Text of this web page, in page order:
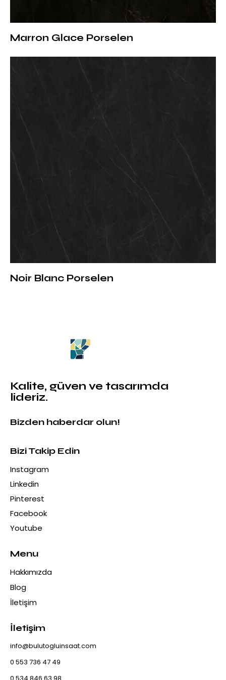
ödün vermeden, porselenin sunduğu dayanıklılığı ve
kullanım kolaylığını arayanlar için ideal bir çözümdür.
üstünlükleri sayesinde uzun yıllar estetik değerini korur.
değil; mekânlara karakter kazandıran mimari bir
Marron Glace Porselen
Noir Blanc Porselen
Kalite, güven ve tasarımda
lideriz.
Bizden haberdar olun!
Bizi Takip Edin
Instagram
Linkedin
Pinterest
Facebook
Youtube
Menu
Hakkımızda
Blog
İletişim
İletişim
info@bulutogluinsaat.com
0 553 736 47 49